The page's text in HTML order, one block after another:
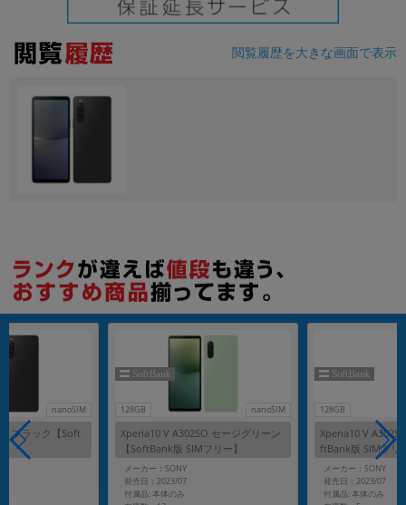
閲覧履歴を大きな画面で表示
nanoSIM
ブラック【Soft
】
128GB nanoSIM
Xperia10 V A302SO セージグリーン
【SoftBank版 SIMフリー】
メーカー：SONY
発売日：2023/07
付属品: 本体のみ
128GB
Xperia10 V
ftBank版 SIMフリ
メーカー：SONY
発売日：2023/07
付属品: 本体のみ
月 から